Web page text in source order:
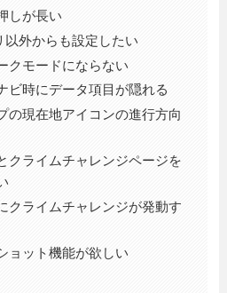
しが長い
以外からも設定したい
クモードにならない
ビ時にデータ項目が隠れる
の現在地アイコンの進行方向
クライムチャレンジページを
クライムチャレンジが発動す
ョット機能が欲しい